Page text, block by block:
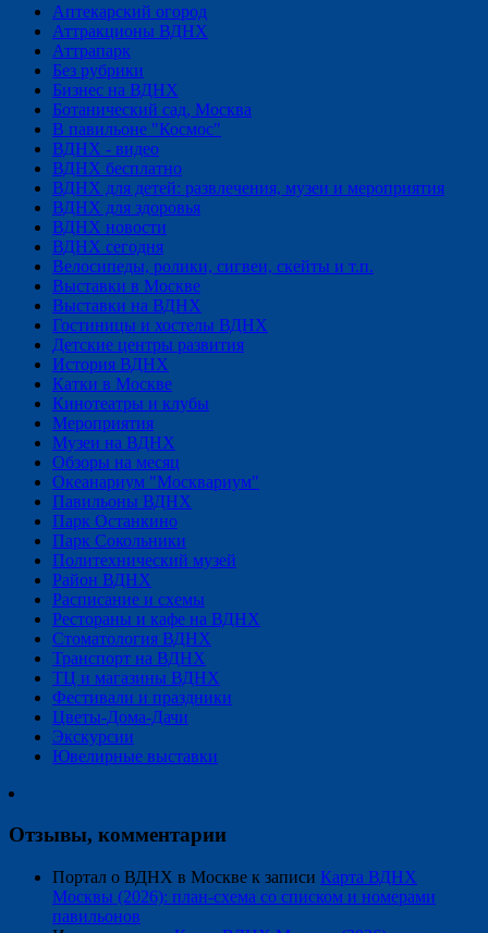
Аптекарский огород
Аттракционы ВДНХ
Аттрапарк
Без рубрики
Бизнес на ВДНХ
Ботанический сад, Москва
В павильоне "Космос"
ВДНХ - видео
ВДНХ бесплатно
ВДНХ для детей: развлечения, музеи и мероприятия
ВДНХ для здоровья
ВДНХ новости
ВДНХ сегодня
Велосипеды, ролики, сигвеи, скейты и т.п.
Выставки в Москве
Выставки на ВДНХ
Гостиницы и хостелы ВДНХ
Детские центры развития
История ВДНХ
Катки в Москве
Кинотеатры и клубы
Мероприятия
Музеи на ВДНХ
Обзоры на месяц
Океанариум "Москвариум"
Павильоны ВДНХ
Парк Останкино
Парк Сокольники
Политехнический музей
Район ВДНХ
Расписание и схемы
Рестораны и кафе на ВДНХ
Стоматология ВДНХ
Транспорт на ВДНХ
ТЦ и магазины ВДНХ
Фестивали и праздники
Цветы-Дома-Дачи
Экскурсии
Ювелирные выставки
Отзывы, комментарии
Портал о ВДНХ в Москве к записи Карта ВДНХ
Москвы (2026): план-схема со списком и номерами
павильонов